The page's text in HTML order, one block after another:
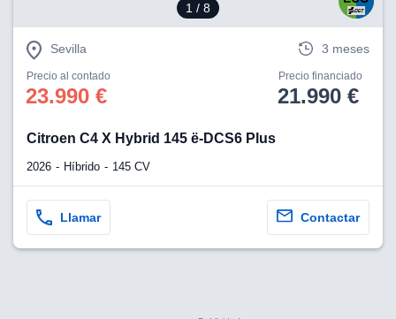
1 / 8
Sevilla 3 meses
Precio al contado
23.990 €
Precio financiado
21.990 €
Citroen C4 X Hybrid 145 ë-DCS6 Plus
2026 Híbrido 145 CV
Llamar Contactar